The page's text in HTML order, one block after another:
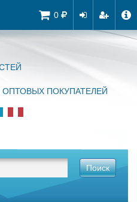
0
ПОКУПАТЕЛЕЙ
Поиск